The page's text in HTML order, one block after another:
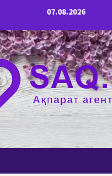
07.08.2026